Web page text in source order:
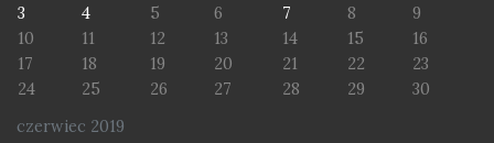
czerwiec 2019
3
4 5 6 7 8
9
10
11 12 13 14 15
16
17
18 19 20 21 22
23
24
25 26 27 28 29 30